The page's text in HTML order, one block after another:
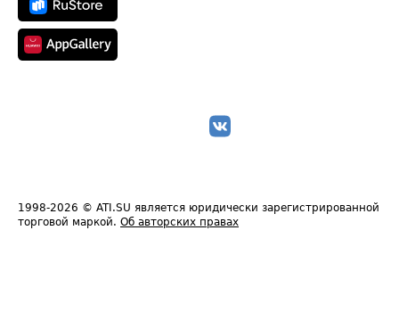
1998-2026 © ATI.SU является юридически зарегистрированной
торговой маркой. Об авторских правах